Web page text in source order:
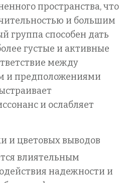
пространства, что
и большим
группа способен дать
густые и активные
между
и предположениями
и ослабляет
и цветовых выводов
влиятельным
надежности и